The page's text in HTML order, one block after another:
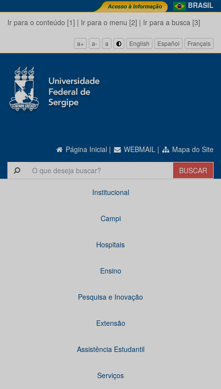
BRASIL
Ir para o conteúdo [1] | Ir para o menu [2] | Ir para a busca [3]
a+ a- a English Español Français
Página Inicial | WEBMAIL | Mapa do Site
Institucional
Campi
Hospitais
Ensino
Pesquisa e Inovação
Extensão
Assistência Estudantil
Serviços